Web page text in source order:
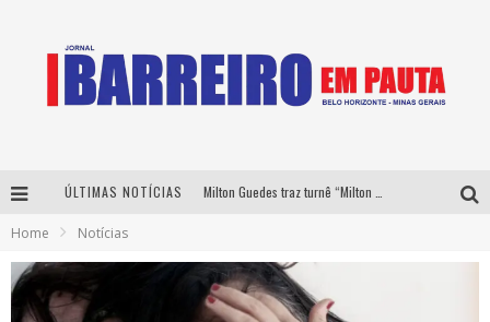
ÚLTIMAS NOTÍCIAS
Home Notícias